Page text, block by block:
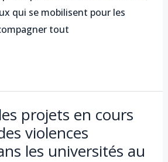
qui se mobilisent pour les
tout
projets en cours
violences
les universités au